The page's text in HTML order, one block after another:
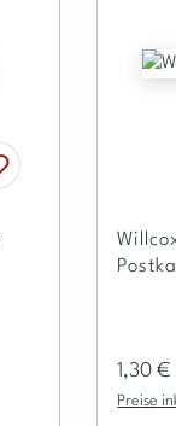
1,30 €
Preise